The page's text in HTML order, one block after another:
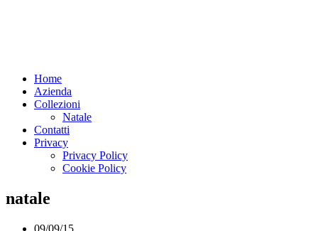
Home
Azienda
Collezioni
Natale
Contatti
Privacy
Privacy Policy
Cookie Policy
natale
09/09/15